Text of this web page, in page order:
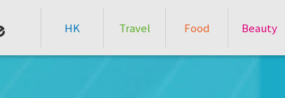
HK Travel Food Beauty